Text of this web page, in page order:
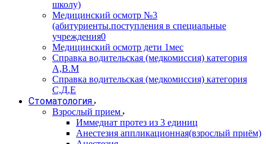
школу)
Медицинский осмотр №3
(абитуриенты.поступления в специальные
учреждения0
Медицинский осмотр дети 1мес
Справка водительская (медкомиссия) категория
А,В.М
Справка водительская (медкомиссия) категория
С,Д,Е
Стоматология
Взрослый прием
Иммедиат протез из 3 единиц
Анестезия аппликационная(взрослый приём)